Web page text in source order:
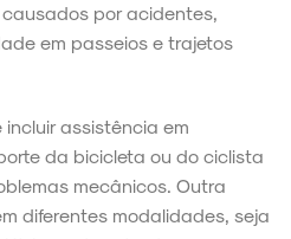
por acidentes,
em passeios e trajetos
incluir assistência em
da bicicleta ou do ciclista
mecânicos. Outra
diferentes modalidades, seja